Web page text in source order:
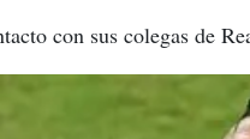
con sus colegas de